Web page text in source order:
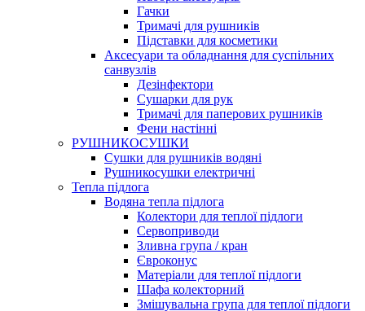
Гачки
Тримачі для рушників
Підставки для косметики
Аксесуари та обладнання для суспільних
санвузлів
Дезінфектори
Сушарки для рук
Тримачі для паперових рушників
Фени настінні
РУШНИКОСУШКИ
Сушки для рушників водяні
Рушникосушки електричні
Тепла підлога
Водяна тепла підлога
Колектори для теплої підлоги
Сервоприводи
Зливна група / кран
Євроконус
Матеріали для теплої підлоги
Шафа колекторний
Змішувальна група для теплої підлоги